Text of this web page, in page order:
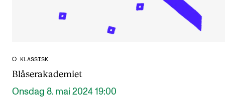
KLASSISK
Blåserakademiet
Onsdag 8. mai 2024 19:00